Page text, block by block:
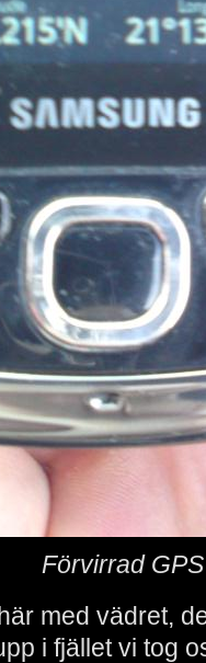
Förvirrad GPS
med vädret,
i fjället vi tog